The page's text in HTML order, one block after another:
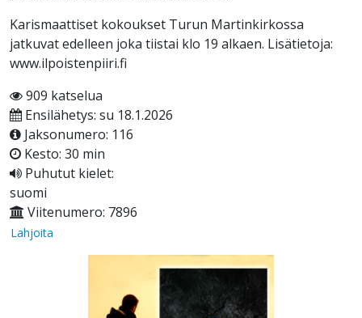
Karismaattiset kokoukset Turun Martinkirkossa
jatkuvat edelleen joka tiistai klo 19 alkaen. Lisätietoja:
www.ilpoistenpiiri.fi
909 katselua
Ensilähetys: su 18.1.2026
Jaksonumero: 116
Kesto: 30 min
Puhutut kielet:
suomi
Viitenumero: 7896
Lahjoita